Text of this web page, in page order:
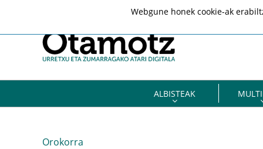
ALBISTEAK
Orokorra
Webgune honek cookie-ak